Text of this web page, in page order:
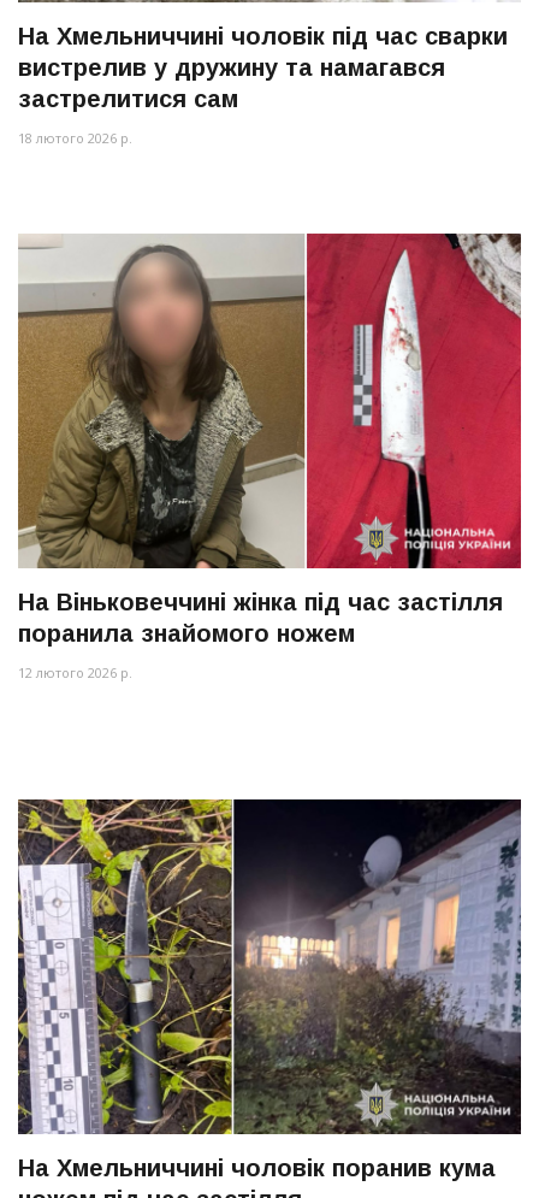
На Хмельниччині чоловік під час сварки
вистрелив у дружину та намагався
застрелитися сам
18 лютого 2026 р.
На Віньковеччині жінка під час застілля
поранила знайомого ножем
12 лютого 2026 р.
На Хмельниччині чоловік поранив кума